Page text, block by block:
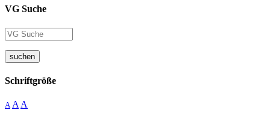
VG Suche
suchen
Schriftgröße
A A A